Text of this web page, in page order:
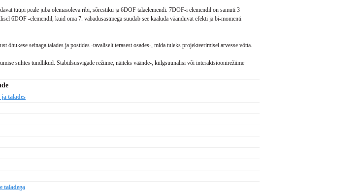
tüüpi peale juba olemasoleva ribi, sõrestiku ja 6DOF talaelemendi. 7DOF-i elemendil on samuti 3
6DOF -elemendil, kuid oma 7. vabadusastmega suudab see kaaluda väänduvat efekti ja bi-momenti
õhukese seinaga talades ja postides -tavaliselt terasest osades-, mida tuleks projekteerimisel arvesse võtta.
suhtes tundlikud. Stabiilsusvigade režiime, näiteks väände-, külgsuunalisi või interaktsioonirežiime
talades
taladega